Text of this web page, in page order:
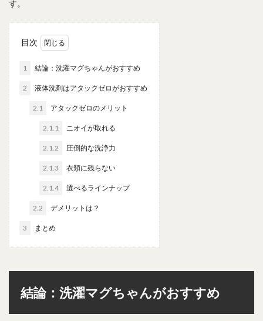
す。
目次
1 結論：洗濯マグちゃんがおすすめ
2 液体洗剤はアタックゼロがおすすめ
2.1 アタックゼロのメリット
2.1.1 ニオイが取れる
2.1.2 圧倒的な洗浄力
2.1.3 衣類に残らない
2.1.4 選べるラインナップ
2.2 デメリットは？
3 まとめ
結論：洗濯マグちゃんがおすすめ